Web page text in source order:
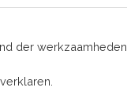
der werkzaamheden.